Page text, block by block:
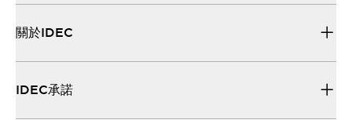
關於IDEC
IDEC承諾